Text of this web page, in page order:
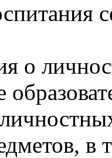
о
в